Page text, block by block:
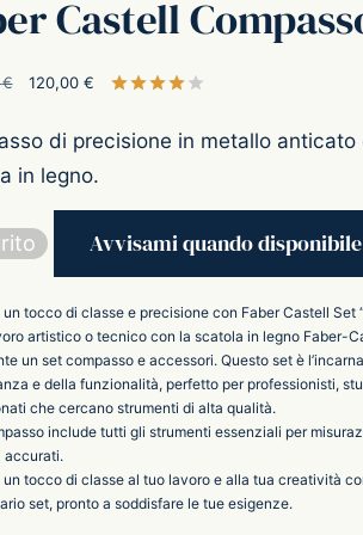
Castell
€
Il prezzo
era:
199,00 €.
120,00 €
Il prezzo
120,00 €.
di precisione in metallo anticato
in legno.
tocco di classe e precisione con Faber Castell Set
artistico o tecnico con la scatola in legno Faber-
un set compasso e accessori. Questo set è
e della funzionalità, perfetto per professionisti,
che cercano strumenti di alta qualità.
include tutti gli strumenti essenziali per
accurati.
tocco di classe al tuo lavoro e alla tua creatività
set, pronto a soddisfare le tue esigenze.